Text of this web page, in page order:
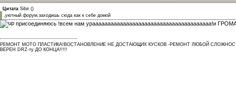
Цитата Sibir ()
,уютный форум,заходишь сюда как к себе домой
присоединяюсь !всем нам урааааааааааааааааааааааааааааааааааааааа!и
РЕМОНТ МОТО ПЛАСТИКА!ВОСТАНОВЛЕНИЕ НЕ ДОСТАЮЩИХ КУСКОВ -РЕМОНТ ЛЮБОЙ СЛОЖНОСТИ
ВЕРЕН DRZ-ту ДО КОНЦА!!!!!